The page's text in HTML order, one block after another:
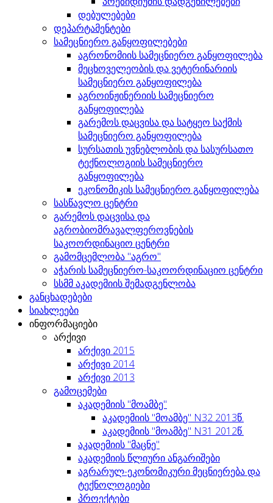
დებულებები
დეპარტამენტები
სამეცნიერო განყოფილებები
აგრონომიის სამეცნიერო განყოფილება
მეცხოველეობის და ვეტერინარიის
სამეცნიერო განყოფილება
აგროინჟინერიის სამეცნიერო
განყოფილება
გარემოს დაცვისა და სატყეო საქმის
სამეცნიერო განყოფილება
სურსათის უვნებლობის და სასურსათო
ტექნოლოგიის სამეცნიერო
განყოფილება
ეკონომიკის სამეცნიერო განყოფილება
სასწავლო ცენტრი
გარემოს დაცვისა და
აგრობიომრავალფეროვნების
საკოორდინაციო ცენტრი
გამომცემლობა "აგრო"
აჭარის სამეცნიერო-საკოორდინაციო ცენტრი
სსმმ აკადემიის შემადგენლობა
განცხადებები
სიახლეები
ინფორმაციები
არქივი
არქივი 2015
არქივი 2014
არქივი 2013
გამოცემები
აკადემიის "მოამბე"
აკადემიის "მოამბე" N32 2013წ.
აკადემიის "მოამბე" N31 2012წ.
აკადემიის "მაცნე"
აკადემიის წლიური ანგარიშები
აგრარულ-ეკონომიკური მეცნიერება და
ტექნოლოგიები
პროექტები